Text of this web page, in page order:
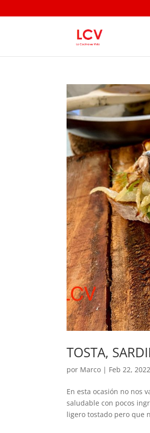
TOSTA,
por Marco | Feb 22, 2022
En esta ocasión no nos
saludable con pocos
ligero tostado pero que